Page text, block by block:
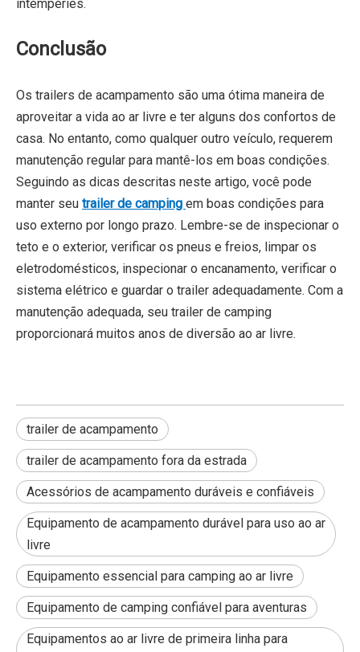
intempéries.
Conclusão
Os trailers de acampamento são uma ótima maneira de
aproveitar a vida ao ar livre e ter alguns dos confortos de
casa. No entanto, como qualquer outro veículo, requerem
manutenção regular para mantê-los em boas condições.
Seguindo as dicas descritas neste artigo, você pode
manter seu trailer de camping em boas condições para
uso externo por longo prazo. Lembre-se de inspecionar o
teto e o exterior, verificar os pneus e freios, limpar os
eletrodomésticos, inspecionar o encanamento, verificar o
sistema elétrico e guardar o trailer adequadamente. Com a
manutenção adequada, seu trailer de camping
proporcionará muitos anos de diversão ao ar livre.
trailer de acampamento
trailer de acampamento fora da estrada
Acessórios de acampamento duráveis ​​e confiáveis
Equipamento de acampamento durável para uso ao ar
livre
Equipamento essencial para camping ao ar livre
Equipamento de camping confiável para aventuras
Equipamentos ao ar livre de primeira linha para